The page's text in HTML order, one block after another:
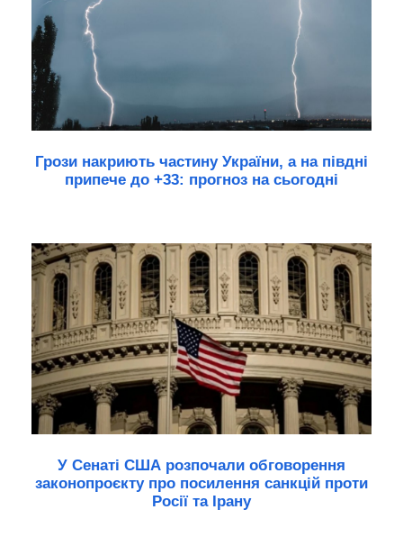
Грози накриють частину України, а на півдні
припече до +33: прогноз на сьогодні
У Сенаті США розпочали обговорення
законопроєкту про посилення санкцій проти
Росії та Ірану